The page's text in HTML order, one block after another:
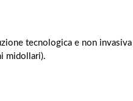
tecnologica e non
midollari).